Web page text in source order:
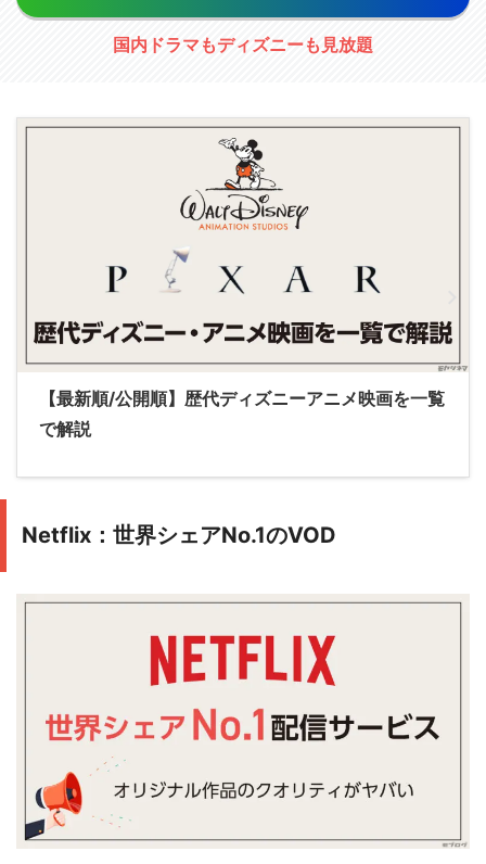
国内ドラマもディズニーも見放題
【最新順/公開順】歴代ディズニーアニメ映画を一覧
で解説
Netflix：世界シェアNo.1のVOD